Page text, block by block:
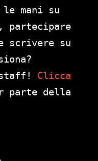
mani su
partecipare
scrivere su
Clicca
parte della